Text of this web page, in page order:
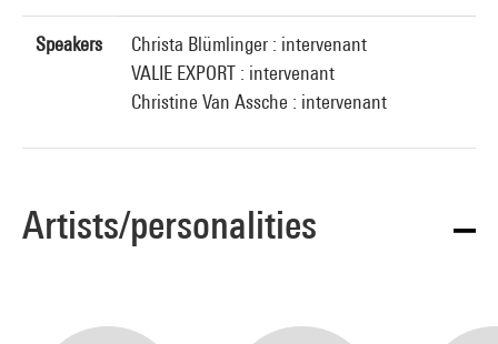
Speakers
Christa Blümlinger : intervenant
VALIE EXPORT : intervenant
Christine Van Assche : intervenant
Artists/personalities